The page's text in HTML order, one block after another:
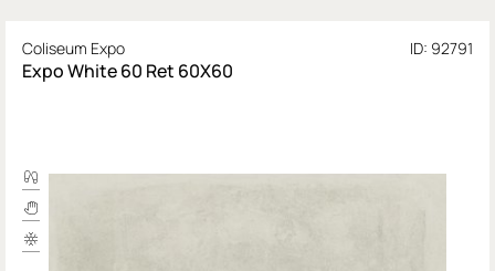
Coliseum Expo ID: 92791
Expo White 60 Ret 60X60